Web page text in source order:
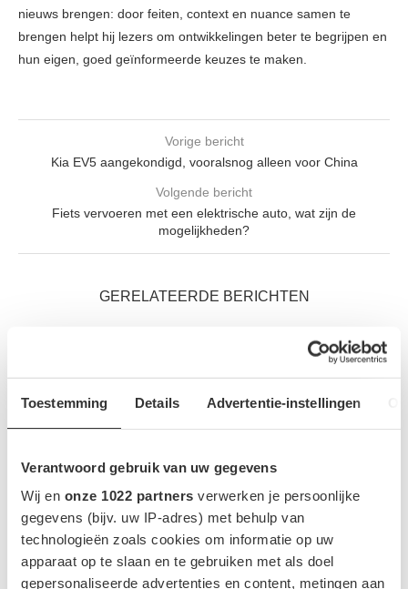
Toestemming Details Advertentie-instellingen
Verantwoord gebruik van uw gegevens
Wij en onze 1022 partners verwerken je persoonlijke
gegevens (bijv. uw IP-adres) met behulp van
technologieën zoals cookies om informatie op uw
apparaat op te slaan en te gebruiken met als doel
gepersonaliseerde advertenties en content, metingen aan
nieuws brengen: door feiten, context en nuance samen te
brengen helpt hij lezers om ontwikkelingen beter te begrijpen en
hun eigen, goed geïnformeerde keuzes te maken.
Vorige bericht
Kia EV5 aangekondigd, vooralsnog alleen voor China
Volgende bericht
Fiets vervoeren met een elektrische auto, wat zijn de
mogelijkheden?
GERELATEERDE BERICHTEN